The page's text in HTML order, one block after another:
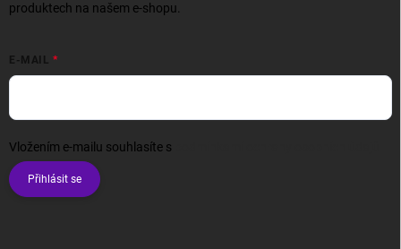
produktech na našem e-shopu.
E-MAIL
Vložením e-mailu souhlasíte s
Přihlásit se